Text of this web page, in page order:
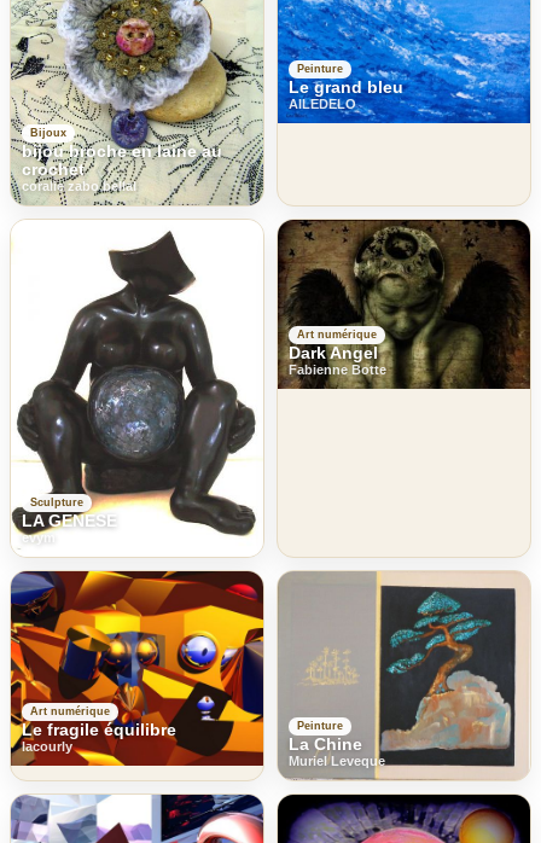
Bijoux
bijou broche en laine au
crochet
coralie zabo bellal
Peinture
Le grand bleu
AILEDELO
Sculpture
LA GENESE
evym
Art numérique
Dark Angel
Fabienne Botte
Art numérique
Le fragile équilibre
lacourly
Peinture
La Chine
Muriel Leveque